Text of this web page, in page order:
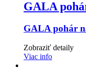
GALA
GALA pohár
Zobraziť detaily
Viac info